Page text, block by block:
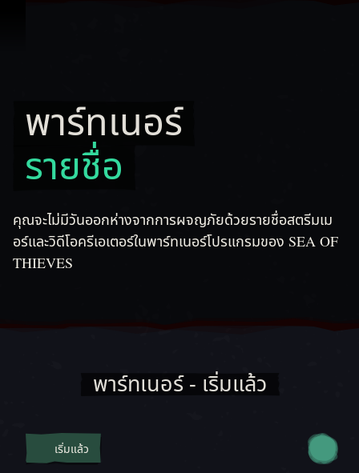
พาร์ทเนอร์ รายชื่อ
พาร์ทเนอร์
รายชื่อ
คุณจะไม่มีวันออกห่างจากการผจญภัยด้วยรายชื่อสตรีมเม
อร์และวิดีโอครีเอเตอร์ในพาร์ทเนอร์โปรแกรมของ SEA OF
THIEVES
พาร์ทเนอร์ - เริ่มแล้ว
เริ่มแล้ว